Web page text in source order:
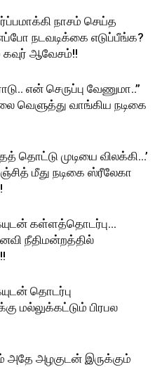
நாசம் செய்த
நடவடிக்கை எடுப்பீங்க?
கவுர் ஆவேசம்!!
என் செருப்பு வேணுமா..”
வெளுத்து வாங்கிய நடிகை
தொட்டு முடியை விலக்கி…’
மீது நடிகை ஸ்ரீலேகா
கள்ளத்தொடர்பு…
நீதிமன்றத்தில்
தொடர்பு
மல்லுக்கட்டும் பிரபல
அதே அழகுடன் இருக்கும்